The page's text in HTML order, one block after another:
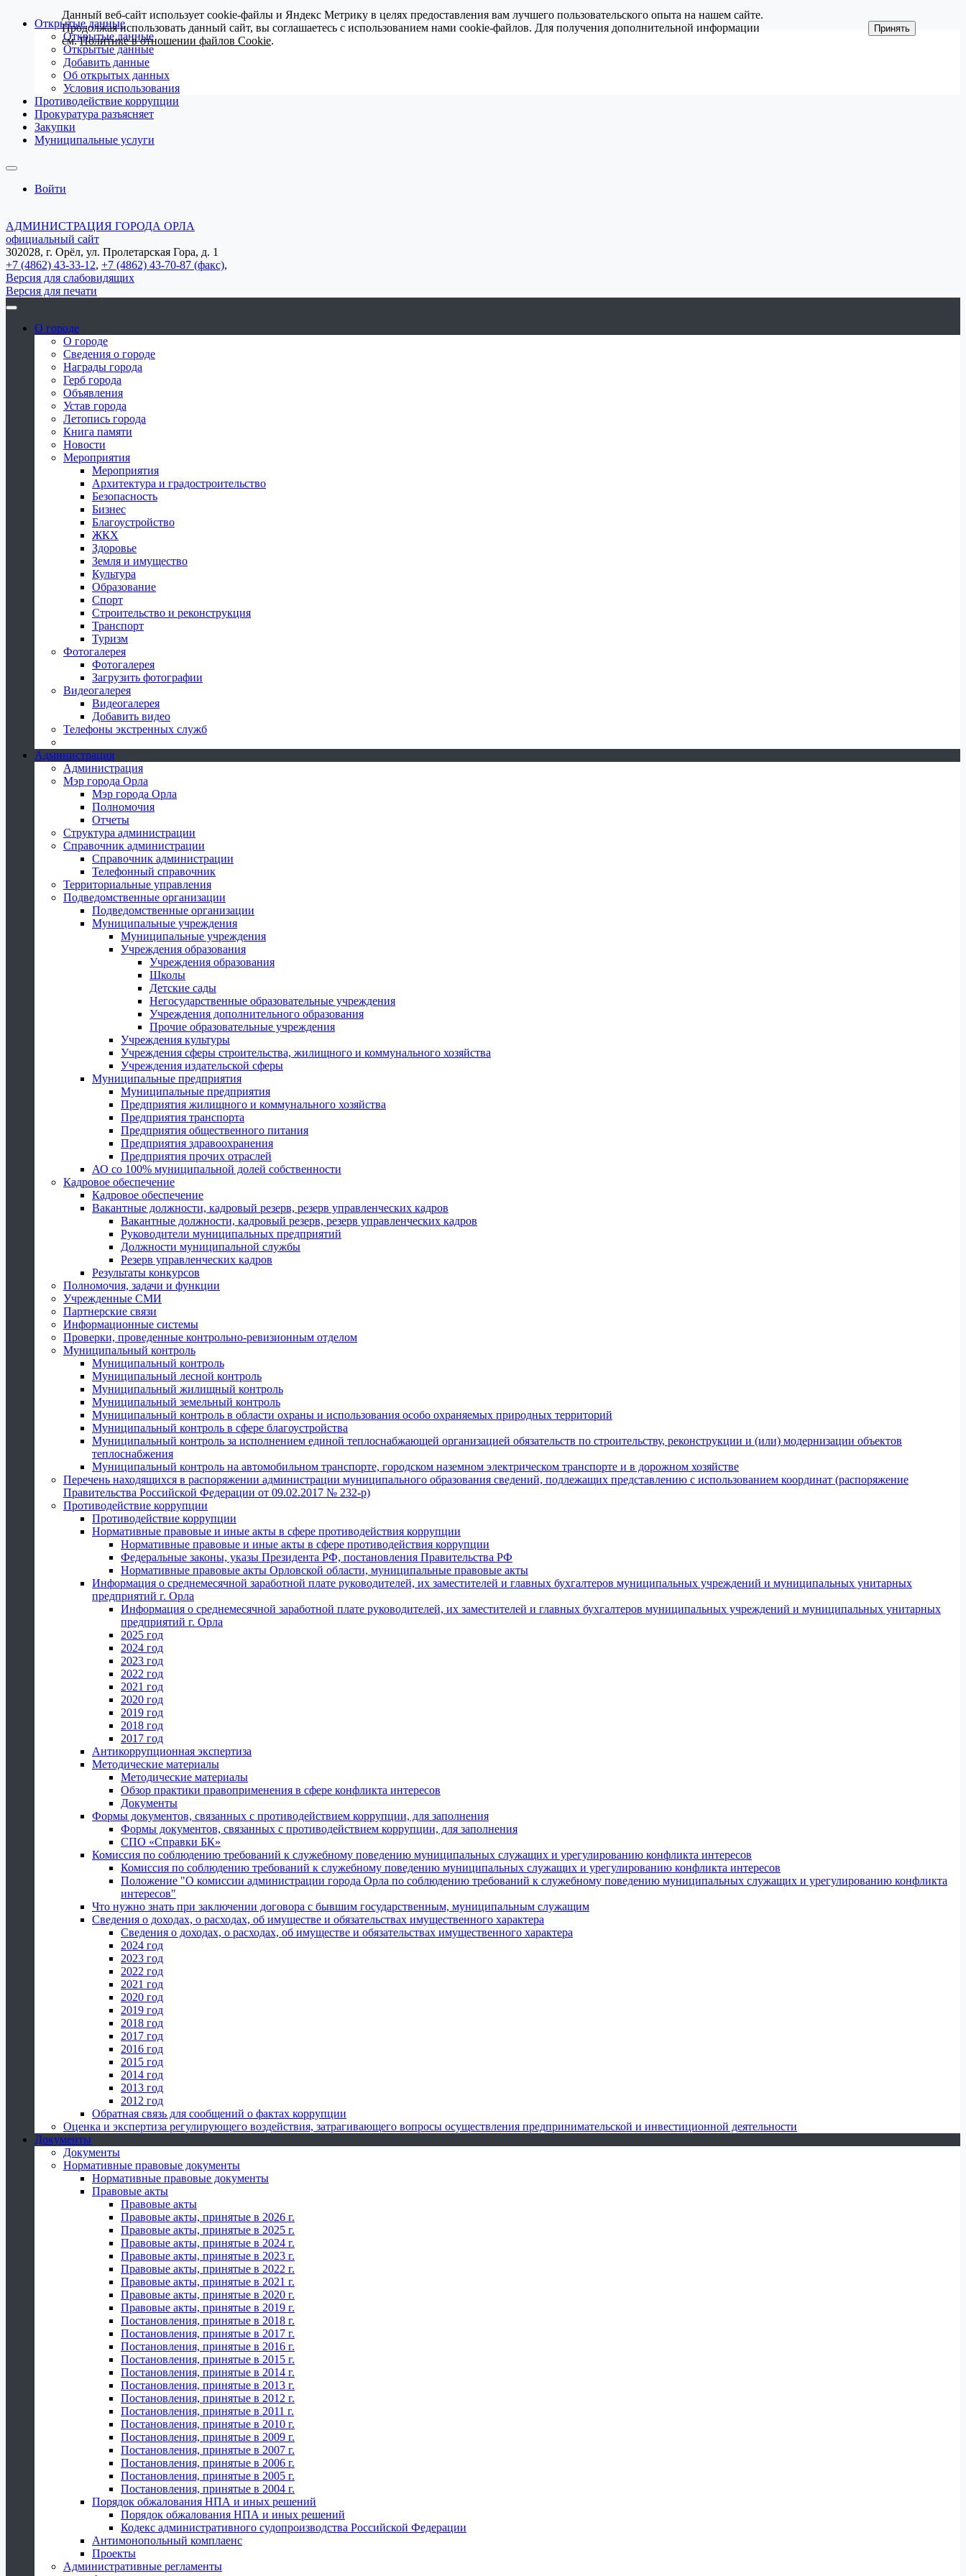
Открытые данные
Открытые данные
Открытые данные
Добавить данные
Об открытых данных
Условия использования
Противодействие коррупции
Прокуратура разъясняет
Закупки
Муниципальные услуги
Войти
АДМИНИСТРАЦИЯ ГОРОДА ОРЛА
официальный сайт
302028, г. Орёл, ул. Пролетарская Гора, д. 1
+7 (4862) 43-33-12, +7 (4862) 43-70-87 (факс),
Версия для слабовидящих
Версия для печати
О городе
О городе
Сведения о городе
Награды города
Герб города
Объявления
Устав города
Летопись города
Книга памяти
Новости
Мероприятия
Мероприятия
Архитектура и градостроительство
Безопасность
Бизнес
Благоустройство
ЖКХ
Здоровье
Земля и имущество
Культура
Образование
Спорт
Строительство и реконструкция
Транспорт
Туризм
Фотогалерея
Фотогалерея
Загрузить фотографии
Видеогалерея
Видеогалерея
Добавить видео
Телефоны экстренных служб
Администрация
Администрация
Мэр города Орла
Мэр города Орла
Полномочия
Отчеты
Структура администрации
Справочник администрации
Справочник администрации
Телефонный справочник
Территориальные управления
Подведомственные организации
Подведомственные организации
Муниципальные учреждения
Муниципальные учреждения
Учреждения образования
Учреждения образования
Школы
Детские сады
Негосударственные образовательные учреждения
Учреждения дополнительного образования
Прочие образовательные учреждения
Учреждения культуры
Учреждения сферы строительства, жилищного и коммунального хозяйства
Учреждения издательской сферы
Муниципальные предприятия
Муниципальные предприятия
Предприятия жилищного и коммунального хозяйства
Предприятия транспорта
Предприятия общественного питания
Предприятия здравоохранения
Предприятия прочих отраслей
АО со 100% муниципальной долей собственности
Кадровое обеспечение
Кадровое обеспечение
Вакантные должности, кадровый резерв, резерв управленческих кадров
Вакантные должности, кадровый резерв, резерв управленческих кадров
Руководители муниципальных предприятий
Должности муниципальной службы
Резерв управленческих кадров
Результаты конкурсов
Полномочия, задачи и функции
Учрежденные СМИ
Партнерские связи
Информационные системы
Проверки, проведенные контрольно-ревизионным отделом
Муниципальный контроль
Муниципальный контроль
Муниципальный лесной контроль
Муниципальный жилищный контроль
Муниципальный земельный контроль
Муниципальный контроль в области охраны и использования особо охраняемых природных территорий
Муниципальный контроль в сфере благоустройства
Муниципальный контроль за исполнением единой теплоснабжающей организацией обязательств по строительству, реконструкции и (или) модернизации объектов
теплоснабжения
Муниципальный контроль на автомобильном транспорте, городском наземном электрическом транспорте и в дорожном хозяйстве
Перечень находящихся в распоряжении администрации муниципального образования сведений, подлежащих представлению с использованием координат (распоряжение
Правительства Российской Федерации от 09.02.2017 № 232-р)
Противодействие коррупции
Противодействие коррупции
Нормативные правовые и иные акты в сфере противодействия коррупции
Нормативные правовые и иные акты в сфере противодействия коррупции
Федеральные законы, указы Президента РФ, постановления Правительства РФ
Нормативные правовые акты Орловской области, муниципальные правовые акты
Информация о среднемесячной заработной плате руководителей, их заместителей и главных бухгалтеров муниципальных учреждений и муниципальных унитарных
предприятий г. Орла
Информация о среднемесячной заработной плате руководителей, их заместителей и главных бухгалтеров муниципальных учреждений и муниципальных унитарных
предприятий г. Орла
2025 год
2024 год
2023 год
2022 год
2021 год
2020 год
2019 год
2018 год
2017 год
Антикоррупционная экспертиза
Методические материалы
Методические материалы
Обзор практики правоприменения в сфере конфликта интересов
Документы
Формы документов, связанных с противодействием коррупции, для заполнения
Формы документов, связанных с противодействием коррупции, для заполнения
СПО «Справки БК»
Комиссия по соблюдению требований к служебному поведению муниципальных служащих и урегулированию конфликта интересов
Комиссия по соблюдению требований к служебному поведению муниципальных служащих и урегулированию конфликта интересов
Положение "О комиссии администрации города Орла по соблюдению требований к служебному поведению муниципальных служащих и урегулированию конфликта
интересов"
Что нужно знать при заключении договора с бывшим государственным, муниципальным служащим
Сведения о доходах, о расходах, об имуществе и обязательствах имущественного характера
Сведения о доходах, о расходах, об имуществе и обязательствах имущественного характера
2024 год
2023 год
2022 год
2021 год
2020 год
2019 год
2018 год
2017 год
2016 год
2015 год
2014 год
2013 год
2012 год
Обратная связь для сообщений о фактах коррупции
Оценка и экспертиза регулирующего воздействия, затрагивающего вопросы осуществления предпринимательской и инвестиционной деятельности
Документы
Документы
Нормативные правовые документы
Нормативные правовые документы
Правовые акты
Правовые акты
Правовые акты, принятые в 2026 г.
Правовые акты, принятые в 2025 г.
Правовые акты, принятые в 2024 г.
Правовые акты, принятые в 2023 г.
Правовые акты, принятые в 2022 г.
Правовые акты, принятые в 2021 г.
Правовые акты, принятые в 2020 г.
Правовые акты, принятые в 2019 г.
Постановления, принятые в 2018 г.
Постановления, принятые в 2017 г.
Постановления, принятые в 2016 г.
Постановления, принятые в 2015 г.
Постановления, принятые в 2014 г.
Постановления, принятые в 2013 г.
Постановления, принятые в 2012 г.
Постановления, принятые в 2011 г.
Постановления, принятые в 2010 г.
Постановления, принятые в 2009 г.
Постановления, принятые в 2007 г.
Постановления, принятые в 2006 г.
Постановления, принятые в 2005 г.
Постановления, принятые в 2004 г.
Порядок обжалования НПА и иных решений
Порядок обжалования НПА и иных решений
Кодекс административного судопроизводства Российской Федерации
Антимонопольный комплаенс
Проекты
Административные регламенты
Данный веб-сайт использует cookie-файлы и Яндекс Метрику в целях предоставления вам лучшего пользовательского опыта на нашем сайте.
Продолжая использовать данный сайт, вы соглашаетесь с использованием нами cookie-файлов. Для получения дополнительной информации
см.Политике в отношении файлов Cookie.
Принять